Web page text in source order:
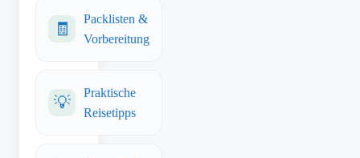
🧾
Packlisten &
Vorbereitung
💡
Praktische
Reisetipps